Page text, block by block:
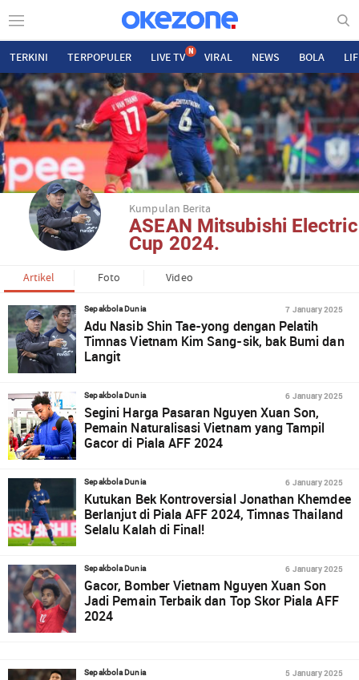
TERKINI TERPOPULER LIVE TV N VIRAL NEWS BOLA
Kumpulan Berita
ASEAN Mitsubishi Electric
Cup 2024.
Artikel Foto Video
Sepakbola Dunia 7 January 2025
Adu Nasib Shin Tae-yong dengan Pelatih
Timnas Vietnam Kim Sang-sik, bak Bumi dan
Langit
Sepakbola Dunia 6 January 2025
Segini Harga Pasaran Nguyen Xuan Son,
Pemain Naturalisasi Vietnam yang Tampil
Gacor di Piala AFF 2024
Sepakbola Dunia 6 January 2025
Kutukan Bek Kontroversial Jonathan Khemdee
Berlanjut di Piala AFF 2024, Timnas Thailand
Selalu Kalah di Final!
Sepakbola Dunia 6 January 2025
Gacor, Bomber Vietnam Nguyen Xuan Son
Jadi Pemain Terbaik dan Top Skor Piala AFF
2024
Sepakbola Dunia 5 January 2025